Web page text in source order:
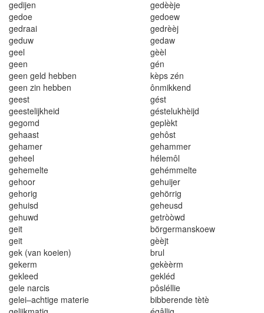
gedijen gedèèje
gedoe gedoew
gedraai
gedrèèj
geduw
gedaw
geel
gèèl
geen
gén
geen geld hebben kèps zén
geen zin hebben
ônmikkend
geest
gést
geestelijkheid
géstelukhèijd
gegomd
geplèkt
gehaast
gehôst
gehamer
gehammer
geheel hélemôl
gehemelte
gehémmelte
gehoor
gehuijer
gehorig
gehörrig
gehuisd geheusd
gehuwd
getròòwd
geit
börgermanskoew
geit
gèèjt
gek (van koeien) brul
gekerm
gekèèrm
gekleed
gekléd
gele narcis pôsléllie
gelei–achtige materie
bibberende tètè